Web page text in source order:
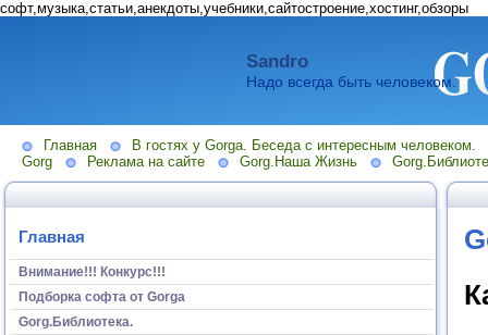
софт,музыка,статьи,анекдоты,учебники,сайтостроение,хостинг,обзоры
Sandro
Надо всегда быть человеком.
Главная
В гостях у Gorga. Беседа с интересным человеком.
Gorg
Реклама на сайте Gorg.Наша Жизнь
Главная
Внимание!!! Конкурс!!!
Подборка софта от Gorga
Gorg.Библиотека.